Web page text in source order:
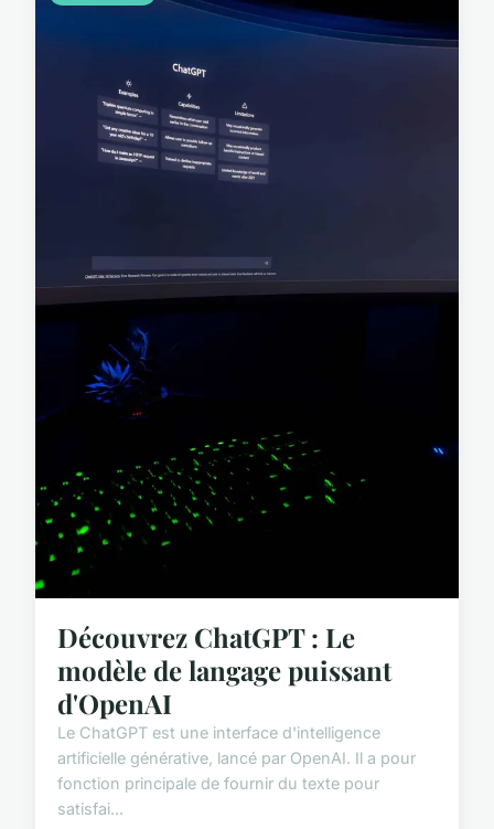
Découvrez ChatGPT : Le
modèle de langage puissant
d'OpenAI
Le ChatGPT est une interface d'intelligence
artificielle générative, lancé par OpenAI. Il a pour
fonction principale de fournir du texte pour
satisfai...